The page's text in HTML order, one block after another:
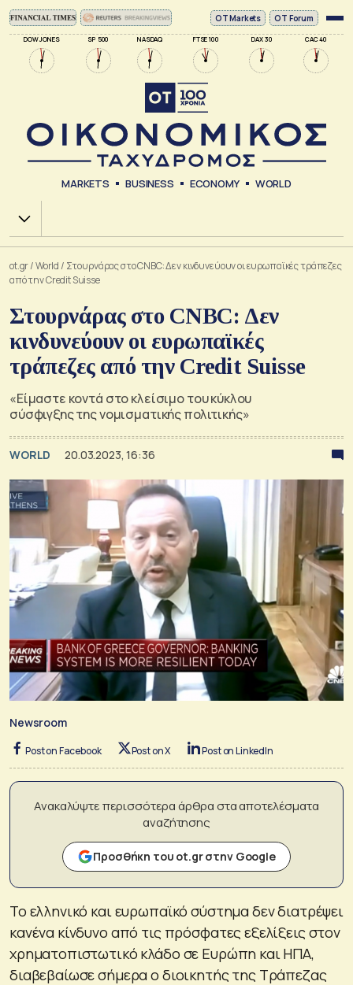
DOW JONES SP 500 NASDAQ FTSE 100 DAX 30 CAC 40
ΟΤ Markets OT Forum
MARKETS BUSINESS ECONOMY WORLD
Χ.Α.
ot.gr/World / Στουρνάρας στο CNBC: Δεν κινδυνεύουν οι ευρωπαϊκές τράπεζες
από την Credit Suisse
Στουρνάρας στο CNBC: Δεν
κινδυνεύουν οι ευρωπαϊκές
τράπεζες από την Credit Suisse
«Είμαστε κοντά στο κλείσιμο του κύκλου
σύσφιγξης της νομισματικής πολιτικής»
WORLD 20.03.2023, 16:36
Newsroom
Post on Facebook Post on X Post on LinkedIn
Ανακαλύψτε περισσότερα άρθρα στα αποτελέσματα
αναζήτησης
Προσθήκη του ot.gr στην Google
Το ελληνικό και ευρωπαϊκό σύστημα δεν διατρέψει
κανένα κίνδυνο από τις πρόσφατες εξελίξεις στον
χρηματοπιστωτικό κλάδο σε Ευρώπη και ΗΠΑ,
διαβεβαίωσε σήμερα ο διοικητής της Τράπεζας